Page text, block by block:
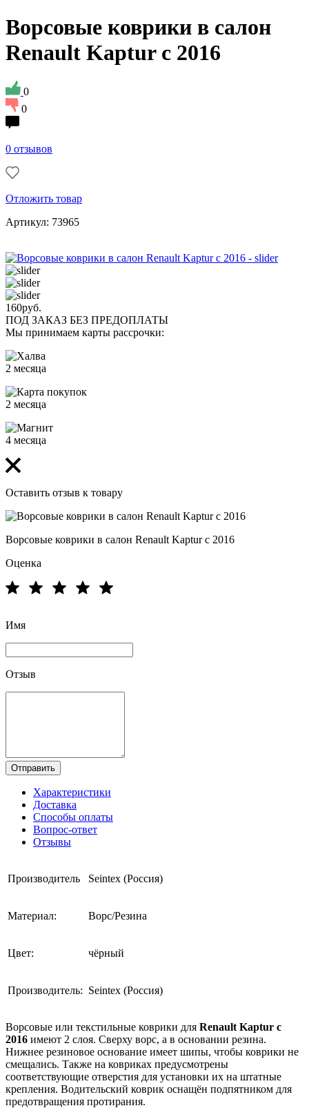
Ворсовые коврики в салон
Renault Kaptur с 2016
0
0
0 отзывов
Отложить товар
Артикул: 73965
160руб.
ПОД ЗАКАЗ БЕЗ ПРЕДОПЛАТЫ
Мы принимаем карты рассрочки:
2 месяца
2 месяца
4 месяца
Оставить отзыв к товару
Ворсовые коврики в салон Renault Kaptur с 2016
Оценка
Имя
Отзыв
Отправить
Характеристики
Доставка
Способы оплаты
Вопрос-ответ
Отзывы
Производитель Seintex (Россия)
Материал: Ворс/Резина
Цвет: чёрный
Производитель: Seintex (Россия)
Ворсовые или текстильные коврики для Renault Kaptur с
2016 имеют 2 слоя. Сверху ворс, а в основании резина.
Нижнее резиновое основание имеет шипы, чтобы коврики не
смещались. Также на ковриках предусмотрены
соответствующие отверстия для установки их на штатные
крепления. Водительский коврик оснащён подпятником для
предотвращения протирания.